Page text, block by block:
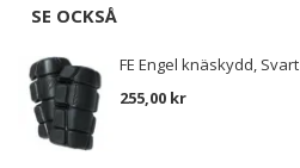
SE OCKSÅ
FE Engel knäskydd, Svart
255,00 kr